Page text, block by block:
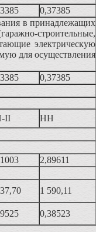
0,37385
в принадлежащих
строительные,
электрическую
для осуществления
0,37385
II
НН
2,89611
1 590,11
0,38523